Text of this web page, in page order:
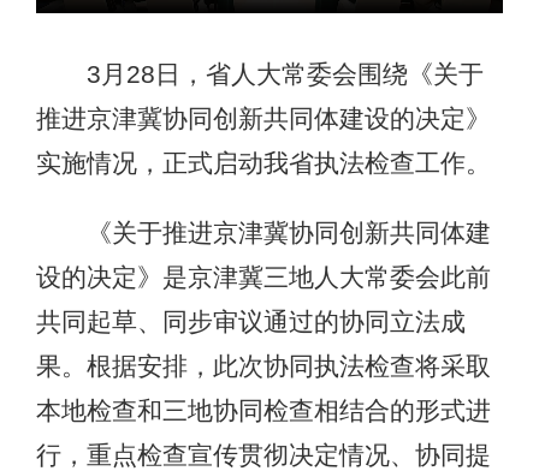
3月28日，省人大常委会围绕《关于
推进京津冀协同创新共同体建设的决定》
实施情况，正式启动我省执法检查工作。
《关于推进京津冀协同创新共同体建
设的决定》是京津冀三地人大常委会此前
共同起草、同步审议通过的协同立法成
果。根据安排，此次协同执法检查将采取
本地检查和三地协同检查相结合的形式进
行，重点检查宣传贯彻决定情况、协同提